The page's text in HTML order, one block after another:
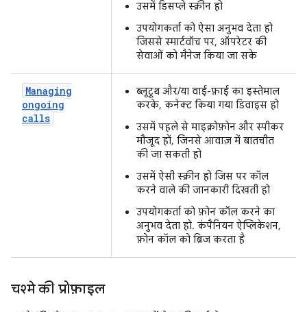
उसमें डिसप्ले स्क्रीन हो
उपयोगकर्ता को ऐसा अनुभव देता हो
जिससे स्मार्टवॉच पर, ऑपरेटर की
सेवाओं को मैनेज किया जा सके
Managing
ongoing
calls
ब्लूटूथ और/या वाई-फ़ाई का इस्तेमाल
करके, कनेक्ट किया गया डिवाइस हो
उसमें पहले से माइक्रोफ़ोन और स्पीकर
मौजूद हों, जिनसे आवाज़ में बातचीत
की जा सकती हो
उसमें ऐसी स्क्रीन हो जिस पर कॉल
करने वाले की जानकारी दिखती हो
उपयोगकर्ता को फ़ोन कॉल करने का
अनुभव देता हो. कंपैनियन ऐप्लिकेशन,
फ़ोन कॉल को ब्रिज करता है
चश्मे की प्रोफ़ाइल